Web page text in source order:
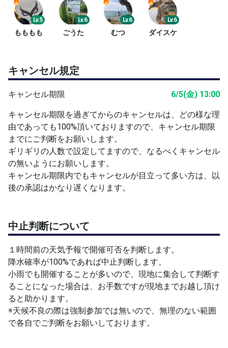
Lv.5
もももも
Lv.6
ごうた
Lv.6
むつ
Lv.6
ダイスケ
キャンセル規定
キャンセル期限 6/5(金) 13:00
キャンセル期限を過ぎてからのキャンセルは、どの様な理
由であっても100%頂いておりますので、キャンセル期限
までにご判断をお願いします。
ギリギリの人数で設定してますので、なるべくキャンセル
の無いようにお願いします。
キャンセル期限内でもキャンセルが目立って多い方は、以
後の承認はかなり遅くなります。
中止判断について
１時間前の天気予報で開催可否を判断します。
降水確率が100%であれば中止判断します。
小雨でも開催することが多いので、現地に集合して判断す
ることになった場合は、お手数ですが現地までお越し頂け
ると助かります。
※天候不良の際は強制参加では無いので、無理のない範囲
で各自でご判断をお願いしております。